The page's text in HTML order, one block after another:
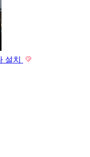
설치